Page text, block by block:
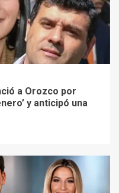
a Orozco por
y anticipó una